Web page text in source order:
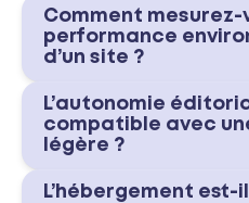
Comment mesurez-
performance
d’un site ?
L’autonomie
compatible avec
légère ?
L’hébergement